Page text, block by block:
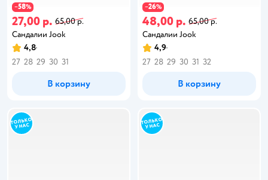
−58%
27,00 р. 65,00 р.
Сандалии Jook
4,8
27 28 29 30 31
В корзину
−26%
48,00 р. 65,00 р.
Сандалии Jook
4,9
27 28 29 30 31 32
В корзину